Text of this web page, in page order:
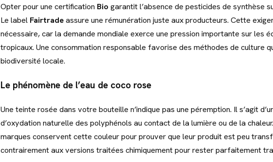
Opter pour une certification Bio garantit l’absence de pesticides de synthèse
Le label Fairtradeassure une rémunération juste aux producteurs. Cette
nécessaire, car la demande mondiale exerce une pression importante sur les
tropicaux. Une consommation responsable favorise des méthodes de culture
biodiversité locale.
Le phénomène de l’eau de coco rose
Une teinte rosée dans votre bouteille n’indique pas une péremption. Il s’agit
d’oxydation naturelle des polyphénols au contact de la lumière ou de la
marques conservent cette couleur pour prouver que leur produit est peu
contrairement aux versions traitées chimiquement pour rester parfaitement